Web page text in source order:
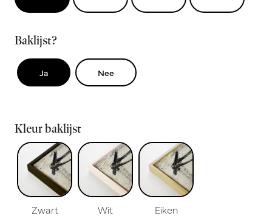
Baklijst?
Ja Nee
Kleur baklijst
Zwart Wit Eiken